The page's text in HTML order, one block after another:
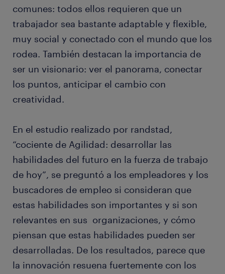
comunes: todos ellos requieren que un
trabajador sea bastante adaptable y flexible,
muy social y conectado con el mundo que los
rodea. También destacan la importancia de
ser un visionario: ver el panorama, conectar
los puntos, anticipar el cambio con
creatividad.
En el estudio realizado por randstad,
“cociente de Agilidad: desarrollar las
habilidades del futuro en la fuerza de trabajo
de hoy”, se preguntó a los empleadores y los
buscadores de empleo si consideran que
estas habilidades son importantes y si son
relevantes en sus organizaciones, y cómo
piensan que estas habilidades pueden ser
desarrolladas. De los resultados, parece que
la innovación resuena fuertemente con los